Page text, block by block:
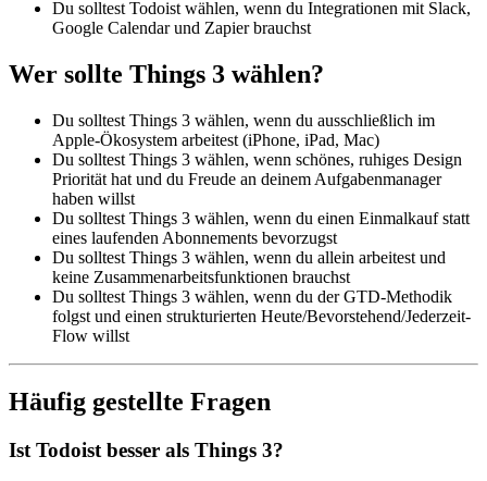
Du solltest Todoist wählen, wenn du Integrationen mit Slack,
Google Calendar und Zapier brauchst
Wer sollte Things 3 wählen?
Du solltest Things 3 wählen, wenn du ausschließlich im
Apple-Ökosystem arbeitest (iPhone, iPad, Mac)
Du solltest Things 3 wählen, wenn schönes, ruhiges Design
Priorität hat und du Freude an deinem Aufgabenmanager
haben willst
Du solltest Things 3 wählen, wenn du einen Einmalkauf statt
eines laufenden Abonnements bevorzugst
Du solltest Things 3 wählen, wenn du allein arbeitest und
keine Zusammenarbeitsfunktionen brauchst
Du solltest Things 3 wählen, wenn du der GTD-Methodik
folgst und einen strukturierten Heute/Bevorstehend/Jederzeit-
Flow willst
Häufig gestellte Fragen
Ist Todoist besser als Things 3?